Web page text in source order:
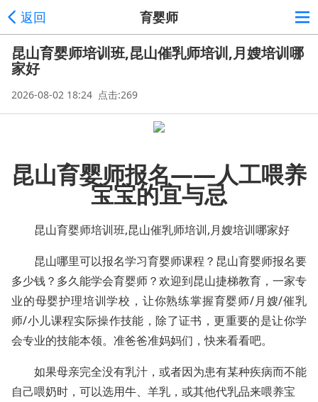
返回 育婴师
昆山育婴师培训班,昆山催乳师培训,月嫂培训哪
家好
2026-08-02 18:24 点击:269
昆山育婴师报名——人工喂养
宝宝的宜与忌
昆山育婴师培训班,昆山催乳师培训,月嫂培训哪家好
昆山哪里可以报名学习育婴师课程？昆山育婴师报名要
多少钱？多久能学会育婴师？欢迎到昆山捷梯教育，一家专
业的母婴护理培训学校，让你熟练掌握育婴师/月嫂/催乳
师/小儿课程实际操作技能，除了证书，更重要的是让你学
会专业的技能本领。准爸爸准妈妈们，快来看看吧。
如果母亲完全没有乳汁，或者因为患有某种疾病而不能
自己喂奶时，可以选用牛、羊乳，或其他代乳品来喂养宝